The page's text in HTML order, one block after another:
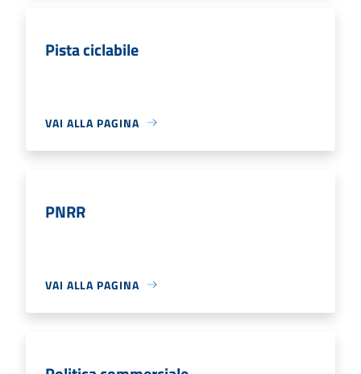
Pista ciclabile
VAI ALLA PAGINA
PNRR
VAI ALLA PAGINA